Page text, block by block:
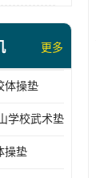
更多
体操垫
学校武术垫
操垫